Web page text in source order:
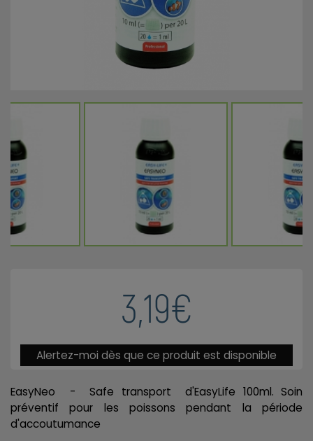
3,19€
Alertez-moi dès que ce produit est disponible
EasyNeo - Safe transport d'EasyLife 100ml. Soin
préventif pour les poissons pendant la période
d'accoutumance